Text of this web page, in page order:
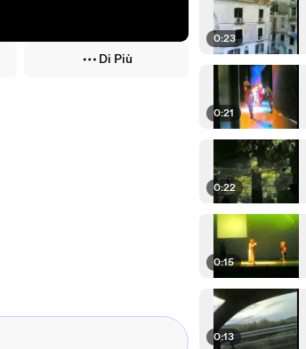
Di Più
0:23
0:21
0:22
0:15
0:13